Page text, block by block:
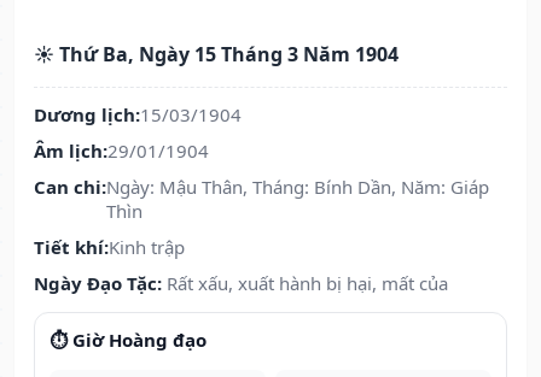
☀️ Thứ Ba, Ngày 15 Tháng 3 Năm 1904
Dương lịch:15/03/1904
Âm lịch:29/01/1904
Can chi:Ngày: Mậu Thân, Tháng: Bính Dần, Năm: Giáp
Thìn
Tiết khí:Kinh trập
Ngày Đạo Tặc: Rất xấu, xuất hành bị hại, mất của
⏱️ Giờ Hoàng đạo